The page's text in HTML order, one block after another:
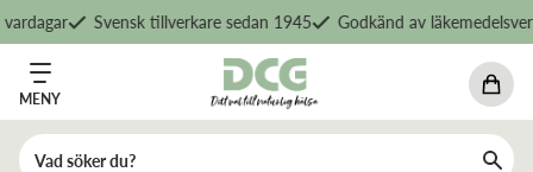
Svensk tillverkare sedan 1945 Godkänd av
MENY